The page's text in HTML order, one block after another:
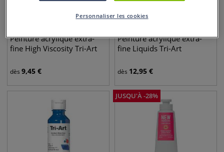
Peinture acrylique extra-
fine High Viscosity Tri-Art
dès 9,45 €
Peinture acrylique extra-
fine Liquids Tri-Art
dès 12,95 €
JUSQU'À-28%
Personnaliser les cookies